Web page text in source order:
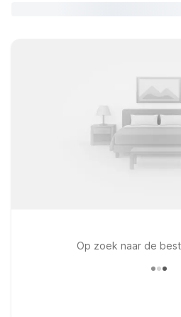
Op zoek naar de